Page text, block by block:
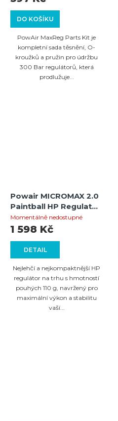
DO KOŠÍKU
PowAir MaxReg Parts Kit je
kompletní sada těsnění, O-
kroužků a pružin pro údržbu
300 Bar regulátorů, která
prodlužuje...
Powair MICROMAX 2.0
Paintball HP Regulator
(300 Bar / 4500 PSI)
Momentálně nedostupné
DETAIL
1 598 Kč
Nejlehčí a nejkompaktnější HP
regulátor na trhu s hmotností
pouhých 110 g, navržený pro
maximální výkon a stabilitu
vaší...